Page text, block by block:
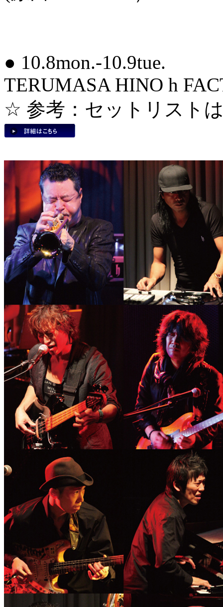
● 10.8mon.-10.9tue.
TERUMASA HINO h
☆ 参考：セットリスト